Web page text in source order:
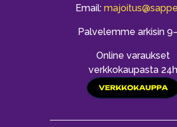
Email:
Palvelemme arkisin
Online varaukset
verkkokaupasta 24h